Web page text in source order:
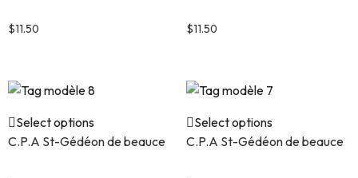
$11.50 $11.50
Select options
C.P.A St-Gédéon de beauce
Select options
C.P.A St-Gédéon de beauce